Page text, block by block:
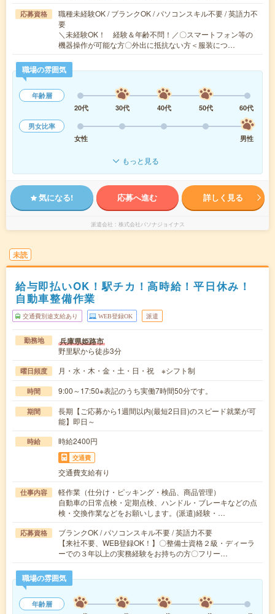
応募資格
職種未経験OK / ブランクOK / パソコンスキル不要 / 英語力不
要
＼未経験OK！ 経験＆年齢不問！／〇スマートフォン等の
機器操作が可能な方〇外出に抵抗ない方＜服装につ…
職場の雰囲気
年齢層
20代
30代 40代 50代
60代
男女比率
女性
男性
もっと見る
気になる! 応募へ進む 詳しく見る
派遣会社 株式会社パソナジョイナス
未読
給与即払いOK！駅チカ！高時給！平日休み！
自動車整備作業
交通費別途支給あり WEB登録OK 派遣
勤務地 兵庫県姫路市
野里駅から徒歩3分
曜日頻度 月・水・木・金・土・日・祝 ※シフト制
時間 9:00～17:50※表記のうち実働7時間50分です。
期間
長期【ご応募から1週間以内(最短2日目)のスピード就業が可
能】即日～
時給 時給2400円
交通費
交通費支給有り
仕事内容
軽作業（仕分け・ピッキング・検品、商品管理）
自動車の日常点検・定期点検、ハンドル・ブレーキなどの点
検・交換作業などをお願いします。(派遣)経験・…
応募資格
ブランクOK / パソコンスキル不要 / 英語力不要
【来社不要、WEB登録OK！】〇整備士資格２級・ディーラ
ーでの３年以上の実務経験をお持ちの方〇フリー…
職場の雰囲気
年齢層